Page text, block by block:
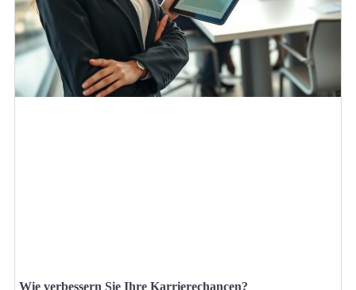
Wie verbessern Sie Ihre Karrierechancen?